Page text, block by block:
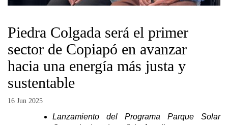
Piedra Colgada será el primer
sector de Copiapó en avanzar
hacia una energía más justa y
sustentable
16 Jun 2025
Lanzamiento del Programa Parque Solar